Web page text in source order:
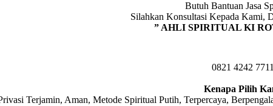
Butuh Bantuan Jasa
Silahkan Konsultasi Kepada Kami,
” AHLI SPIRITUAL KI
0821 4242 7711
Kenapa Pilih
Terjamin, Aman, Metode Spiritual Putih, Terpercaya,